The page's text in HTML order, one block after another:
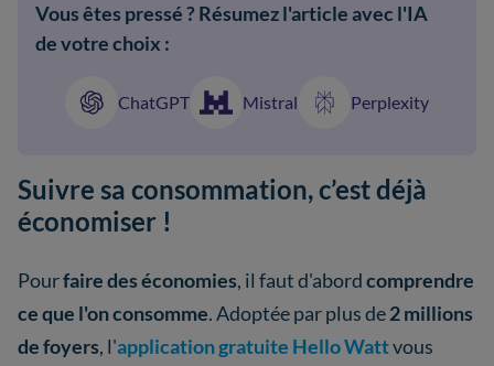
Vous êtes pressé ? Résumez l'article avec l'IA
de votre choix :
ChatGPT Mistral Perplexity
Suivre sa consommation, c’est déjà
économiser !
Pourfaire des économies, il faut d'abordcomprendre
ce que l'on consomme. Adoptée par plus de2 millions
de foyers, l'application gratuite Hello Wattvous